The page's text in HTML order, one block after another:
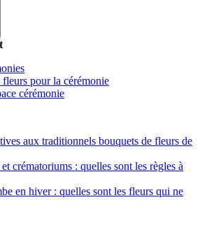
pour la cérémonie
cérémonie
aux traditionnels bouquets de fleurs de
crématoriums : quelles sont les règles à
en hiver : quelles sont les fleurs qui ne